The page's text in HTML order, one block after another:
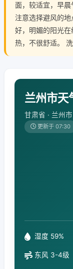
面，较适宜，早
注意选择避风的
好，明媚的阳光
热，不很舒适。
兰州市天
甘肃省 · 兰州市
更新于 07:30
湿度 59%
东风 3-4级